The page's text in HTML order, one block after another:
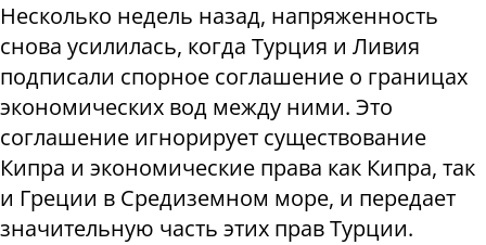
Несколько недель назад, напряженность
снова усилилась, когда Турция и Ливия
подписали спорное соглашение о границах
экономических вод между ними. Это
соглашение игнорирует существование
Кипра и экономические права как Кипра, так
и Греции в Средиземном море, и передает
значительную часть этих прав Турции.